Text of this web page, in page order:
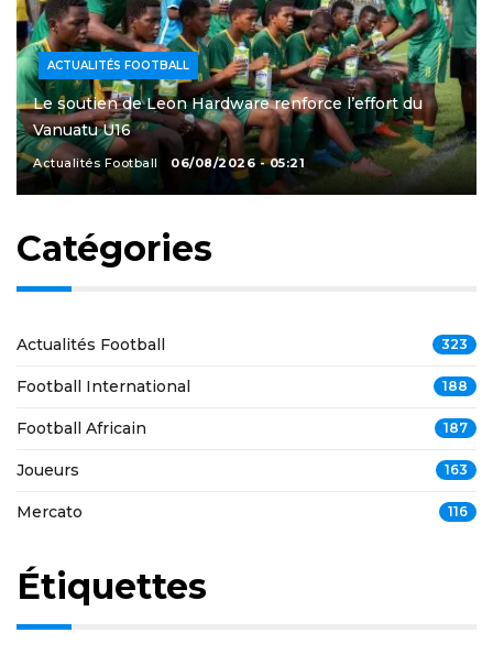
ACTUALITÉS FOOTBALL
Le soutien de Leon Hardware renforce l’effort du
Vanuatu U16
Actualités Football 06/08/2026 - 05:21
Catégories
Actualités Football 323
Football International 188
Football Africain 187
Joueurs 163
Mercato 116
Étiquettes